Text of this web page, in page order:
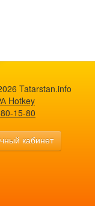
Tatarstan.info
Hotkey
15-80
кабинет